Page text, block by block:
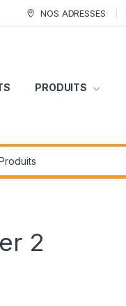
NOS ADRESSES
PRODUITS
2